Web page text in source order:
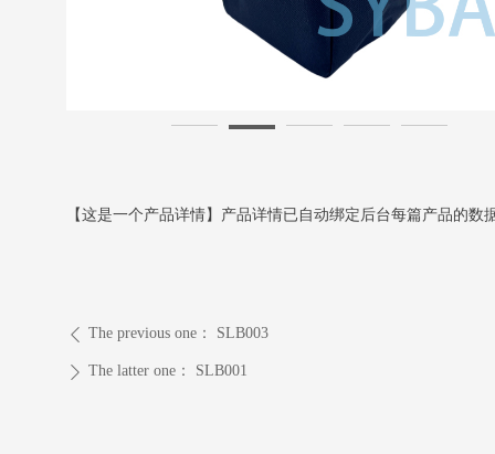
ꄴ The previous one： SLB003
ꄲ The latter one： SLB001
【这是一个产品详情】产品详情已自动绑定后台每篇产品的数